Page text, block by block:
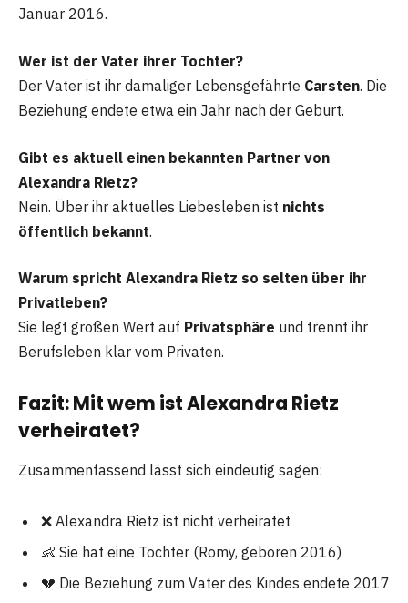
Januar 2016.
Wer ist der Vater ihrer Tochter?
Der Vater ist ihr damaliger Lebensgefährte Carsten. Die
Beziehung endete etwa ein Jahr nach der Geburt.
Gibt es aktuell einen bekannten Partner von
Alexandra Rietz?
Nein. Über ihr aktuelles Liebesleben ist nichts
öffentlich bekannt.
Warum spricht Alexandra Rietz so selten über ihr
Privatleben?
Sie legt großen Wert auf Privatsphäre und trennt ihr
Berufsleben klar vom Privaten.
Fazit: Mit wem ist Alexandra Rietz
verheiratet?
Zusammenfassend lässt sich eindeutig sagen:
❌ Alexandra Rietz ist nicht verheiratet
👶 Sie hat eine Tochter (Romy, geboren 2016)
💔 Die Beziehung zum Vater des Kindes endete 2017